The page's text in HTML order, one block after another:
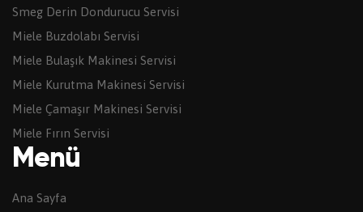
Smeg Derin Dondurucu Servisi
Miele Buzdolabı Servisi
Miele Bulaşık Makinesi Servisi
Miele Kurutma Makinesi Servisi
Miele Çamaşır Makinesi Servisi
Miele Fırın Servisi
Menü
Ana Sayfa